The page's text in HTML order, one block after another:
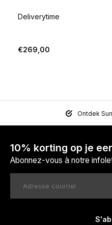
Deliverytime
€269,00
Ontdek
10% korting op je
Abonnez-vous à notre